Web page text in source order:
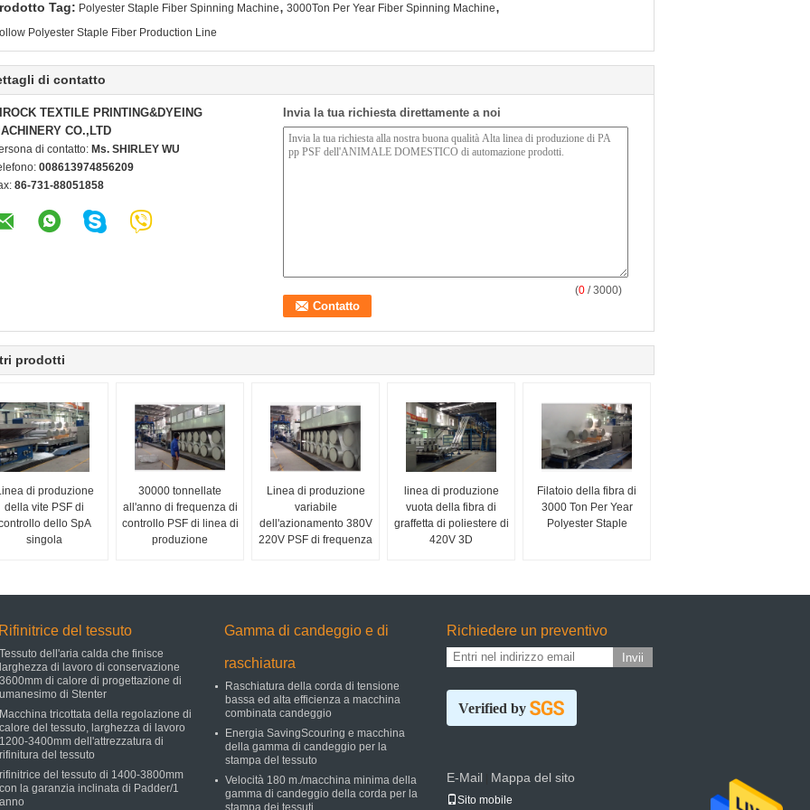
Tag: Polyester Staple Fiber Spinning Machine, 3000Ton Per Year Fiber Spinning Machine,
Polyester Staple Fiber Production Line
di contatto
TEXTILE PRINTING&DYEING
CO.,LTD
di contatto: Ms. SHIRLEY WU
008613974856209
86-731-88051858
Invia la tua richiesta direttamente a noi
(0 / 3000)
prodotti
di produzione
della vite PSF di
dello SpA
singola
30000 tonnellate
all'anno di frequenza di
controllo PSF di linea di
produzione
Linea di produzione
variabile
dell'azionamento 380V
220V PSF di frequenza
linea di produzione
vuota della fibra di
graffetta di poliestere di
420V 3D
Filatoio della fibra di
3000 Ton Per Year
Polyester Staple
Rifinitrice del tessuto
Tessuto dell'aria calda che finisce
larghezza di lavoro di conservazione
3600mm di calore di progettazione di
umanesimo di Stenter
Macchina tricottata della regolazione di
calore del tessuto, larghezza di lavoro
1200-3400mm dell'attrezzatura di
rifinitura del tessuto
rifinitrice del tessuto di 1400-3800mm
con la garanzia inclinata di Padder/1
anno
Gamma di candeggio e di
raschiatura
Raschiatura della corda di tensione
bassa ed alta efficienza a macchina
combinata candeggio
Energia SavingScouring e macchina
della gamma di candeggio per la
stampa del tessuto
Velocità 180 m./macchina minima della
gamma di candeggio della corda per la
stampa dei tessuti
Richiedere un preventivo
Invii
Verified by
E-Mail Mappa del sito
Sito mobile